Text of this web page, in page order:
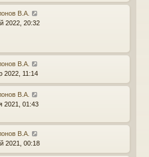
В.А.
2022, 20:32
В.А.
2022, 11:14
В.А.
2021, 01:43
В.А.
2021, 00:18